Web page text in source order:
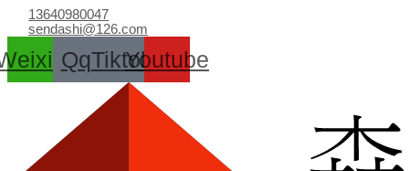
容
13640980047
sendashi@126.com
QqTiktokYoutube